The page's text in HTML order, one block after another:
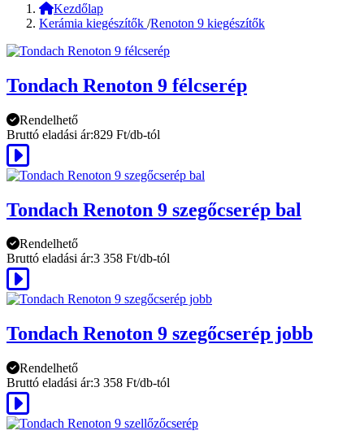
Kezdőlap
Kerámia kiegészítők /Renoton 9 kiegészítők
Tondach Renoton 9 félcserép
Rendelhető
Bruttó eladási ár:829 Ft/db-tól
Tondach Renoton 9 szegőcserép bal
Rendelhető
Bruttó eladási ár:3 358 Ft/db-tól
Tondach Renoton 9 szegőcserép jobb
Rendelhető
Bruttó eladási ár:3 358 Ft/db-tól